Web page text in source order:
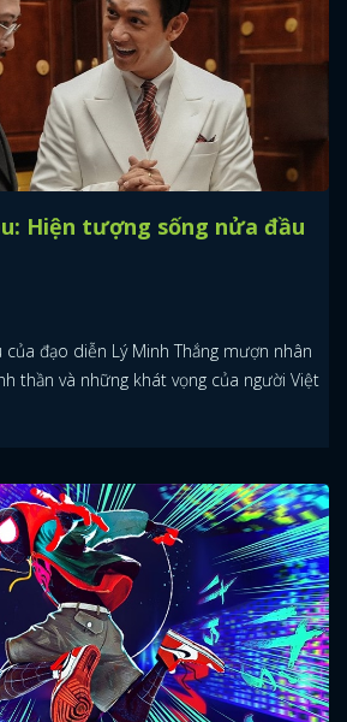
Hiện tượng sống nửa đầu
của đạo diễn Lý Minh Thắng mượn nhân
thần và những khát vọng của người Việt